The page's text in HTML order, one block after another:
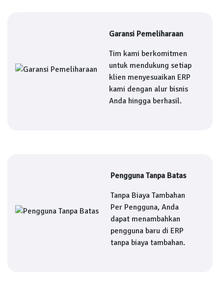
Garansi Pemeliharaan
Tim kami berkomitmen
untuk mendukung setiap
klien menyesuaikan ERP
kami dengan alur bisnis
Anda hingga berhasil.
Pengguna Tanpa Batas
Tanpa Biaya Tambahan
Per Pengguna, Anda
dapat menambahkan
pengguna baru di ERP
tanpa biaya tambahan.